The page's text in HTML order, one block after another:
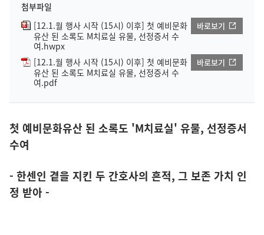
첨부파일
[12.1.월 행사 시작 (15시) 이후] 첫 예비문화
유산 된 소록도 M치료실 유물, 선정증서 수
여.hwpx
바로보기
[12.1.월 행사 시작 (15시) 이후] 첫 예비문화
유산 된 소록도 M치료실 유물, 선정증서 수
여.pdf
바로보기
첫 예비문화유산 된 소록도 'M치료실' 유물, 선정증서
수여
- 한센인 곁을 지킨 두 간호사의 흔적, 그 보존 가치 인
정 받아 -